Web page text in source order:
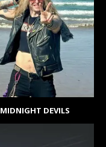
MIDNIGHT DEVILS